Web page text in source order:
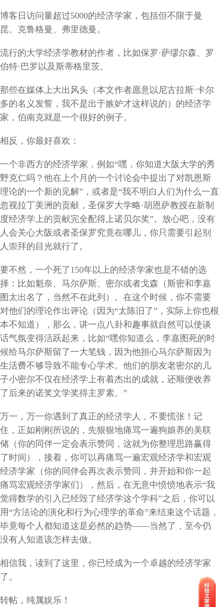
博客日访问量超过5000的经济学家，包括但不限于曼
昆、克鲁格曼、弗里德曼。
流行的大学经济学教材的作者，比如保罗 ·萨缪尔森、罗
伯特·巴罗以及斯蒂格里茨。
那些在媒体上大出风头（本文作者愿意以尼古拉斯·卡尔
多的名义发誓，我不是出于嫉妒才这样说的）的经济学
家，伯南克就是一个很好的例子。
相反，你最好喜欢：
一个非西方的经济学家，例如“嘿，你知道大阪大学的秀
野克仁吗？他在上个月的一个讨论会中提出了对凯恩斯
理论的一个新的见解” ，或者是“我不明白人们为什么一直
忽视拉丁美洲的贡献，圣保罗大学略·胡恩萨教授在新制
度经济学上的贡献完全配得上诺贝尔奖”。放心吧，没有
人会关心大阪或者圣保罗究竟在哪儿，你只需要引起别
人崇拜的目光就行了。
要不然，一个死了150年以上的经济学家也是不错的选
择：比如魁奈、马尔萨斯、密尔或者戈森（斯密和李嘉
图太出名了，当然不在此列）。在这个时候，你不需要
对他们的理论作出评论（因为“太陈旧了” ，实际上你也根
本不知道），那么，讲一点八卦和趣事就自然可以使谈
话气氛变得活跃起来，比如“嘿你知道么，李嘉图死的时
候给马尔萨斯留了一大笔钱，因为他担心马尔萨斯因为
生活费不够导致不能专心学术。他们的朋友老密尔的儿
子小密尔不仅在经济学上有着杰出的成就，还顺便收养
了后来的诺奖文学奖得主罗素。 ”
万一，万一你遇到了真正的经济学人，不要慌张！记
住，正如刚刚所说的，先狠狠地痛骂一遍狗娘养的美联
储（你的同伴一定会表示赞同，这就为你整理思路赢得
了时间），接着，你可以再痛骂一遍宏观经济学和宏观
经济学家（你的同伴会再次表示赞同，并开始和你一起
痛骂宏观经济学家们），然后，在无意中愤愤地表示“我
觉得数学的引入已经毁了经济学这个学科”之后，你可以
用 “方法论的演化和行为心理学的革命”来结束这个话题，
毕竟每个人都知道这是必然的趋势——当然了，至今仍
没有人知道该怎样去做。
相信我，读到了这里，你已经成为一个卓越的经济学家
了。
转帖，纯属娱乐！